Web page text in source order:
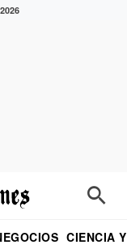
CIENCIA